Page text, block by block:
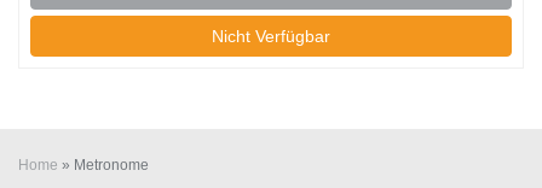
Nicht Verfügbar
Home » Metronome